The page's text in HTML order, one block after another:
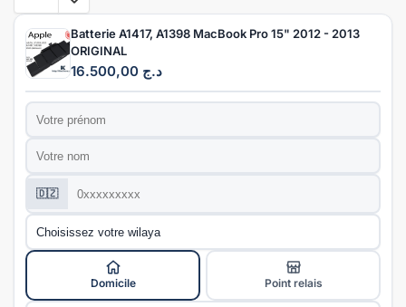
Batterie A1417, A1398 MacBook Pro 15" 2012 - 2013
ORIGINAL
د.ج 16.500,00
Prénom
Nom
Téléphone
🇩🇿
Wilaya
Mode de livraison
Domicile
Point relais